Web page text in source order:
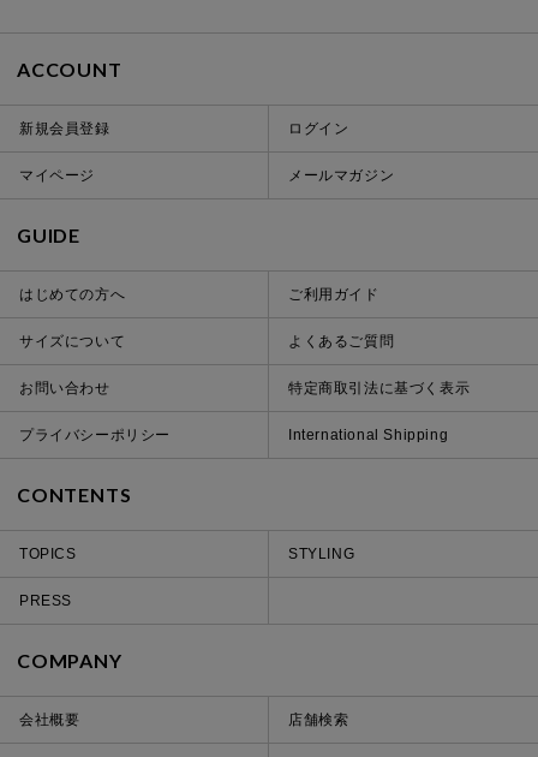
ACCOUNT
新規会員登録 ログイン
マイページ メールマガジン
GUIDE
はじめての方へ ご利用ガイド
サイズについて よくあるご質問
お問い合わせ 特定商取引法に基づく表示
プライバシーポリシー International Shipping
CONTENTS
TOPICS STYLING
PRESS
COMPANY
会社概要 店舗検索